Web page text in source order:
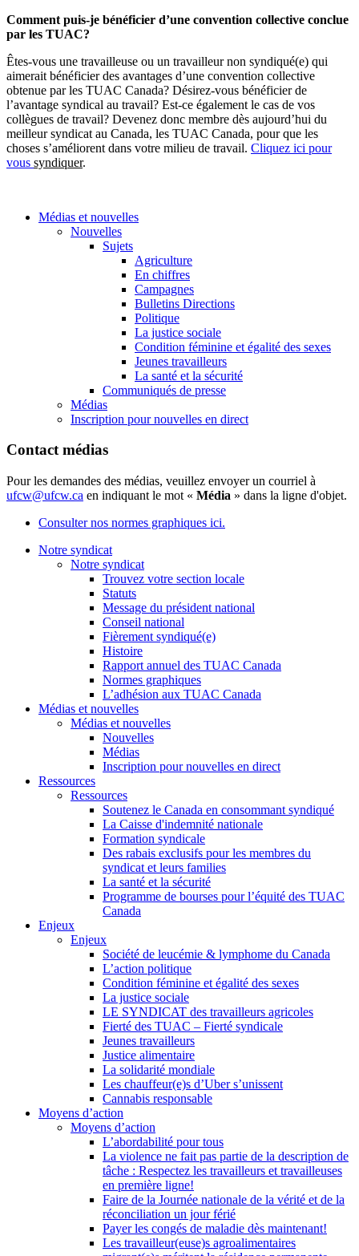
Comment puis-je bénéficier d’une convention collective conclue
par les TUAC?
Êtes-vous une travailleuse ou un travailleur non syndiqué(e) qui
aimerait bénéficier des avantages d’une convention collective
obtenue par les TUAC Canada? Désirez-vous bénéficier de
l’avantage syndical au travail? Est-ce également le cas de vos
collègues de travail? Devenez donc membre dès aujourd’hui du
meilleur syndicat au Canada, les TUAC Canada, pour que les
choses s’améliorent dans votre milieu de travail. Cliquez ici pour
vous syndiquer.
Médias et nouvelles
Nouvelles
Sujets
Agriculture
En chiffres
Campagnes
Bulletins Directions
Politique
La justice sociale
Condition féminine et égalité des sexes
Jeunes travailleurs
La santé et la sécurité
Communiqués de presse
Médias
Inscription pour nouvelles en direct
Contact médias
Pour les demandes des médias, veuillez envoyer un courriel à
ufcw@ufcw.ca en indiquant le mot « Média » dans la ligne d'objet.
Consulter nos normes graphiques ici.
Notre syndicat
Notre syndicat
Trouvez votre section locale
Statuts
Message du président national
Conseil national
Fièrement syndiqué(e)
Histoire
Rapport annuel des TUAC Canada
Normes graphiques
L’adhésion aux TUAC Canada
Médias et nouvelles
Médias et nouvelles
Nouvelles
Médias
Inscription pour nouvelles en direct
Ressources
Ressources
Soutenez le Canada en consommant syndiqué
La Caisse d'indemnité nationale
Formation syndicale
Des rabais exclusifs pour les membres du
syndicat et leurs families
La santé et la sécurité
Programme de bourses pour l’équité des TUAC
Canada
Enjeux
Enjeux
Société de leucémie & lymphome du Canada
L’action politique
Condition féminine et égalité des sexes
La justice sociale
LE SYNDICAT des travailleurs agricoles
Fierté des TUAC – Fierté syndicale
Jeunes travailleurs
Justice alimentaire
La solidarité mondiale
Les chauffeur(e)s d’Uber s’unissent
Cannabis responsable
Moyens d’action
Moyens d’action
L’abordabilité pour tous
La violence ne fait pas partie de la description de
tâche : Respectez les travailleurs et travailleuses
en première ligne!
Faire de la Journée nationale de la vérité et de la
réconciliation un jour férié
Payer les congés de maladie dès maintenant!
Les travailleur(euse)s agroalimentaires